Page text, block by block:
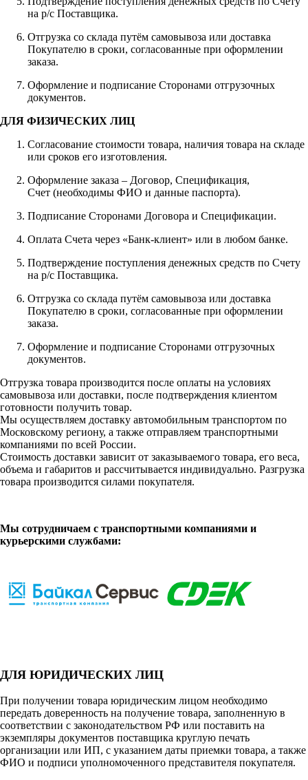
на р/с Поставщика.
Отгрузка со склада путём самовывоза или доставка
Покупателю в сроки, согласованные при оформлении
заказа.
Оформление и подписание Сторонами отгрузочных
документов.
ДЛЯ ФИЗИЧЕСКИХ ЛИЦ
Согласование стоимости товара, наличия товара на складе
или сроков его изготовления.
Оформление заказа – Договор, Спецификация,
Счет (необходимы ФИО и данные паспорта).
Подписание Сторонами Договора и Спецификации.
Оплата Счета через «Банк-клиент» или в любом банке.
Подтверждение поступления денежных средств по Счету
на р/с Поставщика.
Отгрузка со склада путём самовывоза или доставка
Покупателю в сроки, согласованные при оформлении
заказа.
Оформление и подписание Сторонами отгрузочных
документов.
Отгрузка товара производится после оплаты на условиях
самовывоза или доставки, после подтверждения клиентом
готовности получить товар.
Мы осуществляем доставку автомобильным транспортом по
Московскому региону, а также отправляем транспортными
компаниями по всей России.
Стоимость доставки зависит от заказываемого товара, его веса,
объема и габаритов и рассчитывается индивидуально. Разгрузка
товара производится силами покупателя.
Мы сотрудничаем с транспортными компаниями и
курьерскими службами:
ДЛЯ ЮРИДИЧЕСКИХ ЛИЦ
При получении товара юридическим лицом необходимо
передать доверенность на получение товара, заполненную в
соответствии с законодательством РФ или поставить на
экземпляры документов поставщика круглую печать
организации или ИП, с указанием даты приемки товара, а также
ФИО и подписи уполномоченного представителя покупателя.